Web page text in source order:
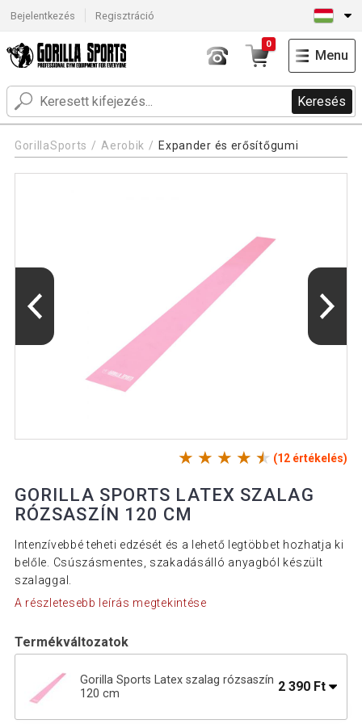
Bejelentkezés Regisztráció
Keresés
0
Menu
GorillaSports Aerobik Expander és erősítőgumi
(12 értékelés)
GORILLA SPORTS LATEX SZALAG
RÓZSASZÍN 120 CM
Intenzívebbé teheti edzését és a lehető legtöbbet hozhatja ki
belőle. Csúszásmentes, szakadásálló anyagból készült
szalaggal.
A részletesebb leírás megtekintése
Termékváltozatok
Gorilla Sports Latex szalag rózsaszín
120 cm
2 390 Ft